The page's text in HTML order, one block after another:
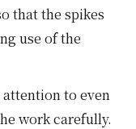
that the spikes
use of the
to even
work carefully.